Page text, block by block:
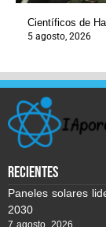
Científicos de
5 agosto, 2026
recientes
Paneles solares
2030